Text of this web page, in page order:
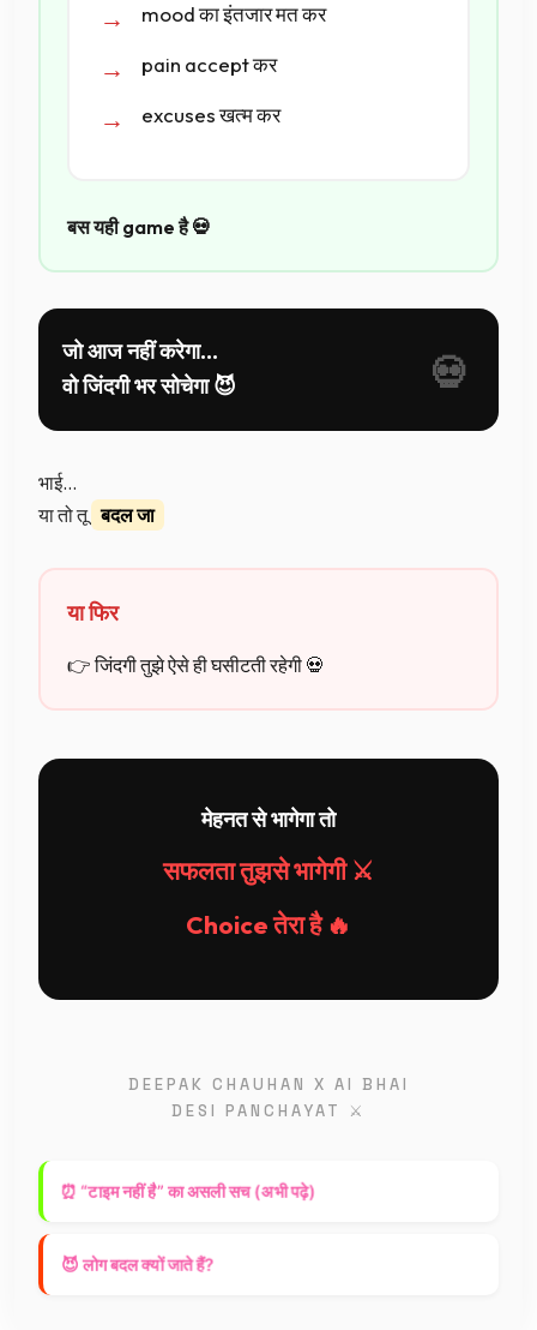
mood का इंतजार मत कर
pain accept कर
excuses खत्म कर
बस यही game है 💀
जो आज नहीं करेगा…
वो जिंदगी भर सोचेगा 😈
भाई…
या तो तू बदल जा
या फिर
👉 जिंदगी तुझे ऐसे ही घसीटती रहेगी 💀
मेहनत से भागेगा तो
सफलता तुझसे भागेगी ⚔️
Choice तेरा है 🔥
DEEPAK CHAUHAN X AI BHAI
DESI PANCHAYAT ⚔️
⏰ “टाइम नहीं है” का असली सच (अभी पढ़े)
😈 लोग बदल क्यों जाते हैं?